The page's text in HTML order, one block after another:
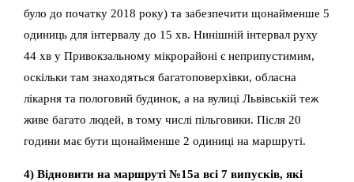
було до початку 2018 року) та забезпечити щонайменше 5
одиниць для інтервалу до 15 хв. Нинішній інтервал руху
44 хв у Привокзальному мікрорайоні є неприпустимим,
оскільки там знаходяться багатоповерхівки, обласна
лікарня та пологовий будинок, а на вулиці Львівській теж
живе багато людей, в тому числі пільговики. Після 20
години має бути щонайменше 2 одиниці на маршруті.
4) Відновити на маршруті №15а всі 7 випусків, які